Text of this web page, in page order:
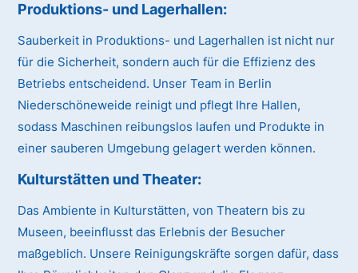
Produktions- und Lagerhallen:
Sauberkeit in Produktions- und Lagerhallen ist nicht nur
für die Sicherheit, sondern auch für die Effizienz des
Betriebs entscheidend. Unser Team in Berlin
Niederschöneweide reinigt und pflegt Ihre Hallen,
sodass Maschinen reibungslos laufen und Produkte in
einer sauberen Umgebung gelagert werden können.
Kulturstätten und Theater:
Das Ambiente in Kulturstätten, von Theatern bis zu
Museen, beeinflusst das Erlebnis der Besucher
maßgeblich. Unsere Reinigungskräfte sorgen dafür, dass